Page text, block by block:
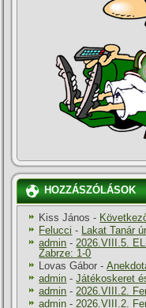
HOZZÁSZÓLÁSOK
Kiss János -
Felucci -
Lakat Tanár
admin - 2026.VIII.5.
Zabrze: 1-0
Lovas Gábor -
admin -Játékoskeret
admin - 2026.VIII.2.
admin - 2026.VIII.2.